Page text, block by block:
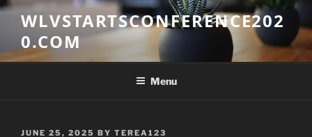
Skip
content
WLVSTARTSCONFERENCE202
0.COM
Menu
POSTED
JUNE 25, 2025 BY TEREA123